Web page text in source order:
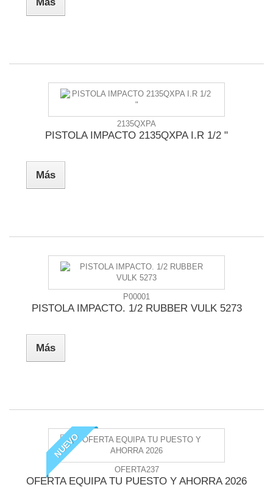
2135QXPA
PISTOLA IMPACTO 2135QXPA I.R 1/2 "
Más
P00001
PISTOLA IMPACTO. 1/2 RUBBER VULK 5273
Más
NUEVO
OFERTA237
OFERTA EQUIPA TU PUESTO Y AHORRA 2026